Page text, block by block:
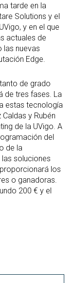
tarde en la
Solutions y el
y en el que
actuales de
las nuevas
Edge.
de grado
de tres fases. La
estas tecnología
y Rubén
de la UVigo. A
del
de la
soluciones
los
o ganadoras.
200 € y el